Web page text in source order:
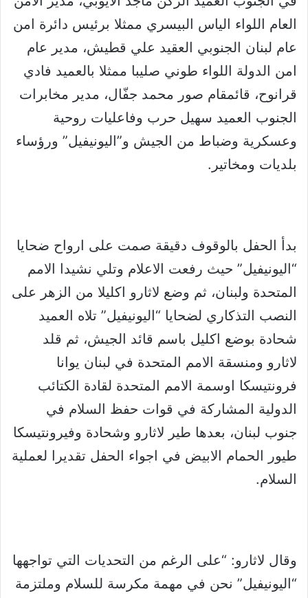
العام اللواء الياس البيسري ممثلا برئيس دائرة امن
عام لبنان الجنوبي العقيد علي قطيش، مدير عام
امن الدولة اللواء طوني صليبا ممثلا بالعميد فادي
قرانوح، قائمقام صور محمد جفّال، مدير مخابرات
الجنوب العميد سهيل حرب وفاعليات روحية
وعسكرية وضباط من الجيش و”اليونيفيل” ورؤساء
بلديات ومخاتير.
بدأ الحفل بالوقوف دقيقة صمت على ارواح ضحايا
“اليونيفيل” حيث رفعت الاعلام وتلي نشيدا الامم
المتحدة ولبنان، ثم وضع لاثارو اكليلا من الزهر على
النصب التذكاري لضحايا “اليونيفيل” تلاه العميد
شحادة بوضع اكليل باسم قائد الجيش، ثم قلد
لاثارو ومنسقة الامم المتحدة في لبنان يوانا
فرونتيسكا اوسمة الامم المتحدة لقادة الكتائب
الدولية المشاركة في قوات حفظ السلام في
جنوب لبنان، بعدها طير لاثارو وشحادة وفيرونتيسكا
طيور الحمام الابيض في اجواء الحفل تقديرا لعملية
السلام.
وقال لاثارو: “على الرغم من التحديات التي تواجهها
“اليونيفيل” نحن في مهمة مكرسة للسلام وملتزمة